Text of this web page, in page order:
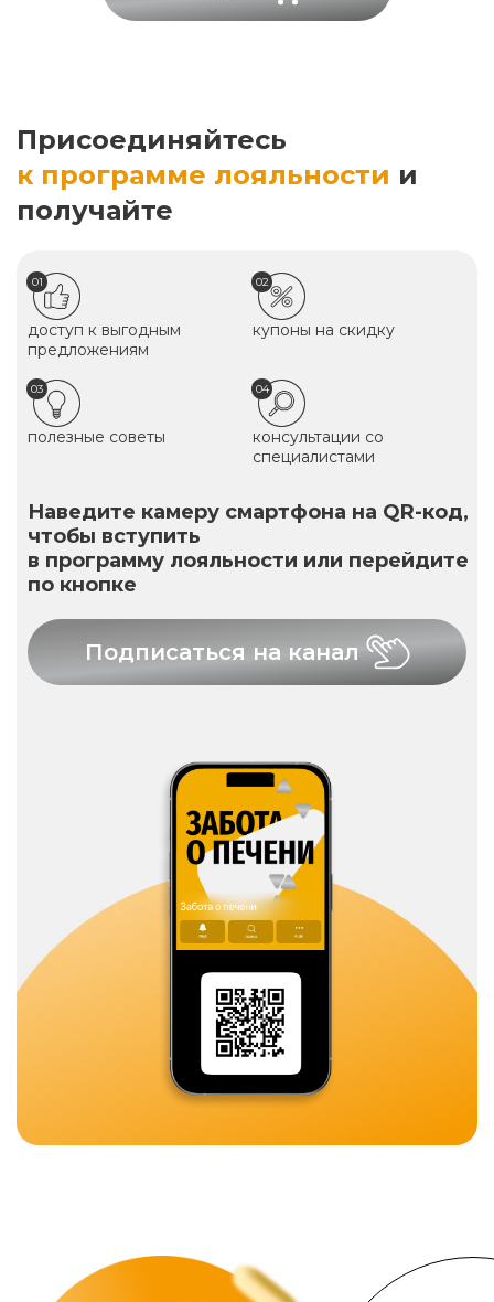
Присоединяйтесь
к программе лояльности и
получайте
01
доступ к выгодным
предложениям
02
купоны на скидку
03
полезные советы
04
консультации со
специалистами
Наведите камеру смартфона на QR-код,
чтобы вступить
в программу лояльности или перейдите
по кнопке
Подписаться на канал